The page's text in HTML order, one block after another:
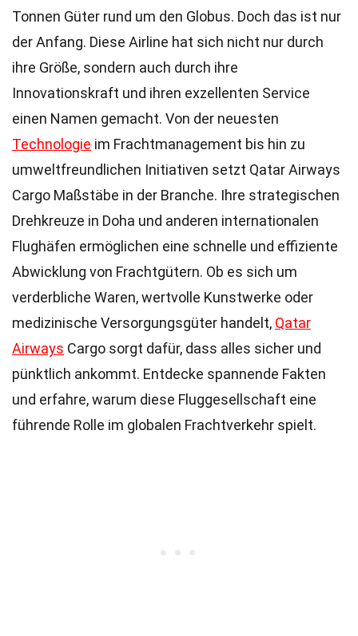
Tonnen Güter rund um den Globus. Doch das ist nur
der Anfang. Diese Airline hat sich nicht nur durch
ihre Größe, sondern auch durch ihre
Innovationskraft und ihren exzellenten Service
einen Namen gemacht. Von der neuesten
Technologie im Frachtmanagement bis hin zu
umweltfreundlichen Initiativen setzt Qatar Airways
Cargo Maßstäbe in der Branche. Ihre strategischen
Drehkreuze in Doha und anderen internationalen
Flughäfen ermöglichen eine schnelle und effiziente
Abwicklung von Frachtgütern. Ob es sich um
verderbliche Waren, wertvolle Kunstwerke oder
medizinische Versorgungsgüter handelt, Qatar
Airways Cargo sorgt dafür, dass alles sicher und
pünktlich ankommt. Entdecke spannende Fakten
und erfahre, warum diese Fluggesellschaft eine
führende Rolle im globalen Frachtverkehr spielt.